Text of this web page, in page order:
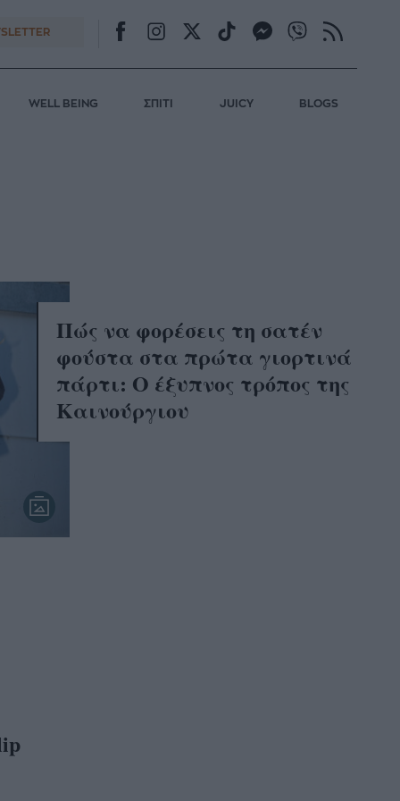
WELL BEING ΣΠΙΤΙ JUICY BLOGS
Πώς να φορέσεις τη σατέν
φούστα στα πρώτα γιορτινά
πάρτι: Ο έξυπνος τρόπος της
Καινούργιου